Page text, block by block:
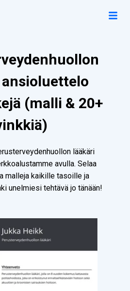
(malli & 20+
lääkäri
avulla. Selaa
malleja kaikille tasoille ja
unelmiesi tehtävä jo tänään!